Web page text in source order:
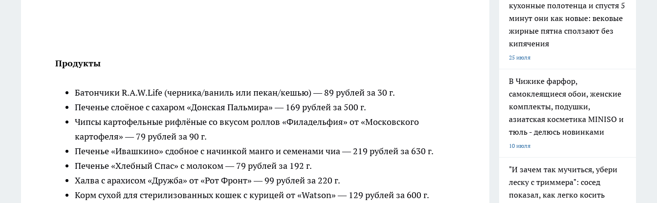
Продукты
Батончики R.A.W.Life (черника/ваниль или пекан/кешью) — 89 рублей за 30 г.
Печенье слоёное с сахаром «Донская Пальмира» — 169 рублей за 500 г.
Чипсы картофельные рифлёные со вкусом роллов «Филадельфия» от «Московского
картофеля» — 79 рублей за 90 г.
Печенье «Ивашкино» сдобное с начинкой манго и семенами чиа — 219 рублей за 630 г.
Печенье «Хлебный Спас» с молоком — 79 рублей за 192 г.
Халва с арахисом «Дружба» от «Рот Фронт» — 99 рублей за 220 г.
Корм сухой для стерилизованных кошек с курицей от «Watson» — 129 рублей за 600 г.
кухонные полотенца и спустя 5
минут они как новые: вековые
жирные пятна сползают без
кипячения
25 июля
В Чижике фарфор,
самоклеящиеся обои, женские
комплекты, подушки,
азиатская косметика MINISO и
тюль - делюсь новинками
10 июля
"И зачем так мучиться, убери
леску с триммера": сосед
показал, как легко косить